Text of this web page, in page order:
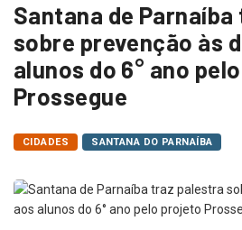
Santana de
sobre prevenção às
alunos do 6° ano
Prossegue
CIDADES SANTANA DO PARNAÍBA